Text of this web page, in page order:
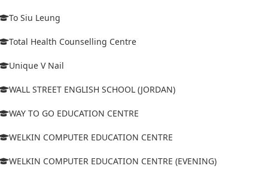
To Siu Leung
Total Health Counselling Centre
Unique V Nail
WALL STREET ENGLISH SCHOOL (JORDAN)
WAY TO GO EDUCATION CENTRE
WELKIN COMPUTER EDUCATION CENTRE
WELKIN COMPUTER EDUCATION CENTRE (EVENING)